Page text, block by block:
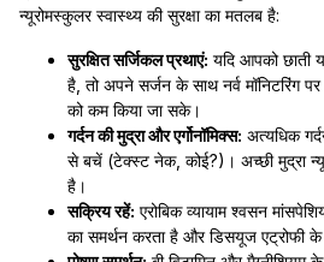
न्यूरोमस्कुलर स्वास्थ्य की सुरक्षा का मतलब है:
सुरक्षित सर्जिकल प्रथाएं: यदि आपको छाती
है, तो अपने सर्जन के साथ नर्व मॉनिटरिंग
को कम किया जा सके।
गर्दन की मुद्रा और एर्गोनॉमिक्स: अत्यधिक
से बचें (टेक्स्ट नेक, कोई?)। अच्छी मुद्रा
है।
सक्रिय रहें: एरोबिक व्यायाम श्वसन
का समर्थन करता है और डिसयूज एट्रोफी